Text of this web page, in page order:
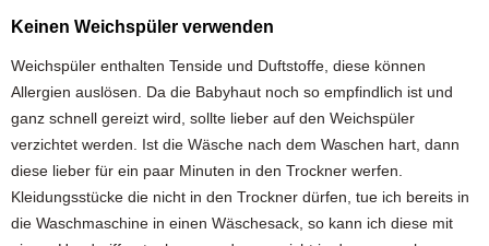
Keinen Weichspüler verwenden
Weichspüler enthalten Tenside und Duftstoffe, diese können
Allergien auslösen. Da die Babyhaut noch so empfindlich ist und
ganz schnell gereizt wird, sollte lieber auf den Weichspüler
verzichtet werden. Ist die Wäsche nach dem Waschen hart, dann
diese lieber für ein paar Minuten in den Trockner werfen.
Kleidungsstücke die nicht in den Trockner dürfen, tue ich bereits in
die Waschmaschine in einen Wäschesack, so kann ich diese mit